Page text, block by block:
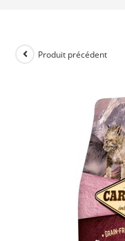
Produit précédent